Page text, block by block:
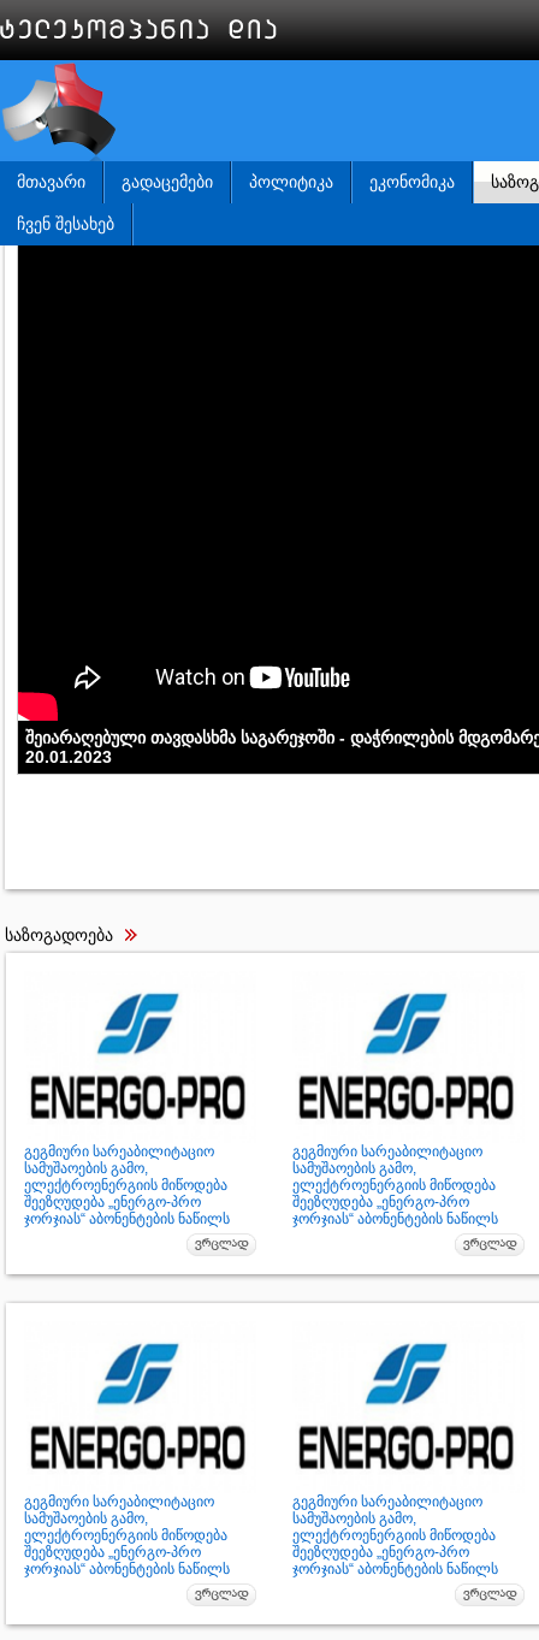
ᲛᲗᲐᲕᲐᲠᲘ ᲒᲐᲓᲐᲪᲔᲛᲔᲑᲘ ᲞᲝᲚᲘᲢᲘᲙᲐ ᲔᲙᲝᲜᲝᲛᲘᲙᲐ
ᲩᲕᲔᲜ ᲨᲔᲡᲐᲮᲔᲑ
შეიარაღებული თავდასხმა საგარეჯოში - დაჭრილების
20.01.2023
საზოგადოება
გეგმიური სარეაბილიტაციო
სამუშაოების გამო,
ელექტროენერგიის მიწოდება
შეეზღუდება „ენერგო-პრო
ჯორჯიას“ აბონენტების ნაწილს
გეგმიური სარეაბილიტაციო
სამუშაოების გამო,
ელექტროენერგიის მიწოდება
შეეზღუდება „ენერგო-პრო
ჯორჯიას“ აბონენტების ნაწილს
გეგმიური სარეაბილიტაციო
სამუშაოების გამო,
ელექტროენერგიის მიწოდება
შეეზღუდება „ენერგო-პრო
ჯორჯიას“ აბონენტების ნაწილს
გეგმიური სარეაბილიტაციო
სამუშაოების გამო,
ელექტროენერგიის მიწოდება
შეეზღუდება „ენერგო-პრო
ჯორჯიას“ აბონენტების ნაწილს